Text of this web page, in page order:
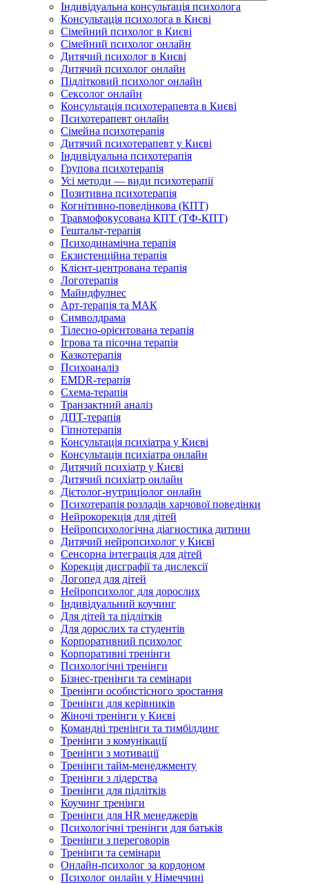
Індивідуальна консультація психолога
Консультація психолога в Києві
Сімейний психолог в Києві
Сімейний психолог онлайн
Дитячий психолог в Києві
Дитячий психолог онлайн
Підлітковий психолог онлайн
Сексолог онлайн
Консультація психотерапевта в Києві
Психотерапевт онлайн
Сімейна психотерапія
Дитячий психотерапевт у Києві
Індивідуальна психотерапія
Групова психотерапія
Усі методи — види психотерапії
Позитивна психотерапія
Когнітивно-поведінкова (КПТ)
Травмофокусована КПТ (ТФ-КПТ)
Гештальт-терапія
Психодинамічна терапія
Екзистенційна терапія
Клієнт-центрована терапія
Логотерапія
Майндфулнес
Арт-терапія та МАК
Символдрама
Тілесно-орієнтована терапія
Ігрова та пісочна терапія
Казкотерапія
Психоаналіз
EMDR-терапія
Схема-терапія
Транзактний аналіз
ДПТ-терапія
Гіпнотерапія
Консультація психіатра у Києві
Консультація психіатра онлайн
Дитячий психіатр у Києві
Дитячий психіатр онлайн
Дієтолог-нутриціолог онлайн
Психотерапія розладів харчової поведінки
Нейрокорекція для дітей
Нейропсихологічна діагностика дитини
Дитячий нейропсихолог у Києві
Сенсорна інтеграція для дітей
Корекція дисграфії та дислексії
Логопед для дітей
Нейропсихолог для дорослих
Індивідуальний коучинг
Для дітей та підлітків
Для дорослих та студентів
Корпоративний психолог
Корпоративні тренінги
Психологічні тренінги
Бізнес-тренінги та семінари
Тренінги особистісного зростання
Тренінги для керівників
Жіночі тренінги у Києві
Командні тренінги та тимбілдинг
Тренінги з комунікації
Тренінги з мотивації
Тренінги тайм-менеджменту
Тренінги з лідерства
Тренінги для підлітків
Коучинг тренінги
Тренінги для HR менеджерів
Психологічні тренінги для батьків
Тренінги з переговорів
Тренінги та семінари
Онлайн-психолог за кордоном
Психолог онлайн у Німеччині